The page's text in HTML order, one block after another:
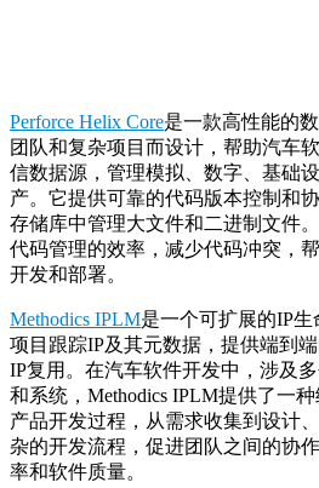
Perforce Helix Core是一款高性能的
团队和复杂项目而设计，帮助汽车
信数据源，管理模拟、数字、基础
产。它提供可靠的代码版本控制和
存储库中管理大文件和二进制文件。
代码管理的效率，减少代码冲突，
开发和部署。
Methodics IPLM是一个可扩展的IP
项目跟踪IP及其元数据，提供端到
IP复用。在汽车软件开发中，涉及
和系统，Methodics IPLM提供了一
产品开发过程，从需求收集到设计
杂的开发流程，促进团队之间的协
率和软件质量。